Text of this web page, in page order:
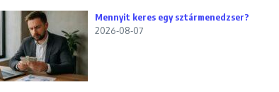
Mennyit keres egy sztármenedzser?
2026-08-07